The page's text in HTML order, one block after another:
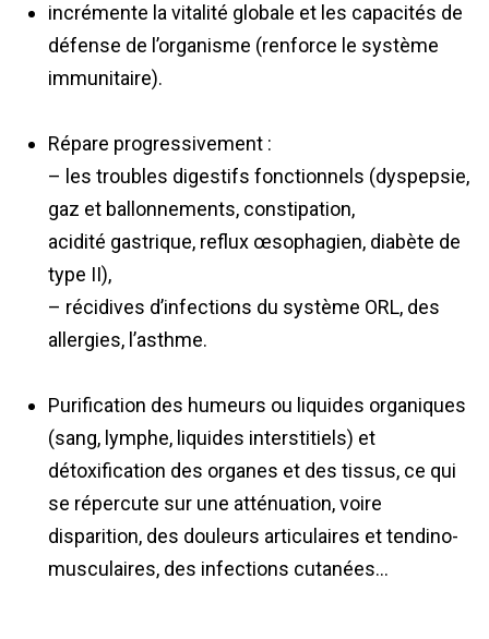
incrémente la vitalité globale et les capacités de
défense de l’organisme (renforce le système
immunitaire).
Répare progressivement :
– les troubles digestifs fonctionnels (dyspepsie,
gaz et ballonnements, constipation,
acidité gastrique, reflux œsophagien, diabète de
type II),
– récidives d’infections du système ORL, des
allergies, l’asthme.
Purification des humeurs ou liquides organiques
(sang, lymphe, liquides interstitiels) et
détoxification des organes et des tissus, ce qui
se répercute sur une atténuation, voire
disparition, des douleurs articulaires et tendino-
musculaires, des infections cutanées…